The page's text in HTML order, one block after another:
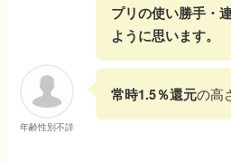
プリの使い勝手・
ように思います。
年齢性別不詳
常時1.5％還元の高